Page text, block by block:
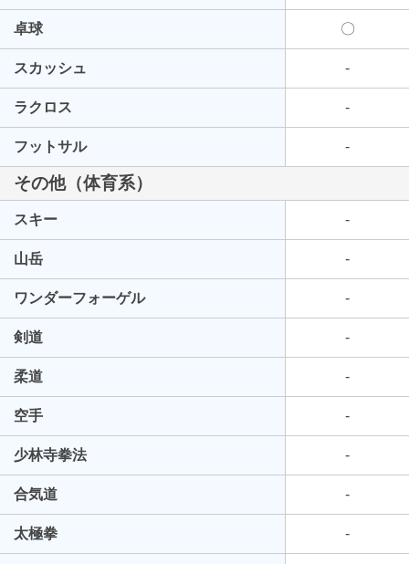
卓球 〇
スカッシュ -
ラクロス -
フットサル -
その他（体育系）
スキー -
山岳 -
ワンダーフォーゲル -
剣道 -
柔道 -
空手 -
少林寺拳法 -
合気道 -
太極拳 -